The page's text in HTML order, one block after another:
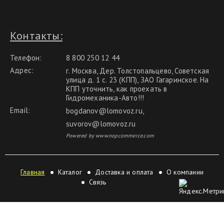
Контакты:
Телефон:
8 800 250 12 44
Адрес:
г. Москва, Дер. Толстопальцево, Советская
улица д. 1 с. 23 (КПП), ЗАО Гагаринское. На
КПП уточнить, как проехать в
Гидромеханика-Авто!!!
Email:
bogdanov@lomovoz.ru,
suvorov@lomovoz.ru
Powered by www.nopcommerce.com
Главная Каталог Доставка и оплата
О компании
Связь